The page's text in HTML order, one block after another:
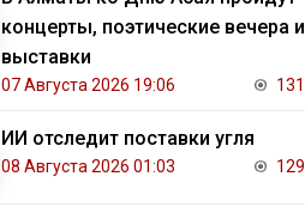
концерты, поэтические вечера и
выставки
07 Августа 2026 19:06 131
ИИ отследит поставки угля
08 Августа 2026 01:03 129